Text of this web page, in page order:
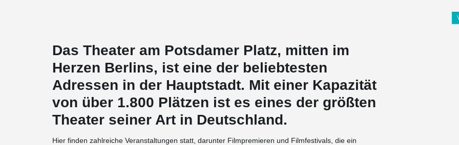
Das Theater am Potsdamer Platz, mitten im
Herzen Berlins, ist eine der beliebtesten
Adressen in der Hauptstadt. Mit einer Kapazität
von über 1.800 Plätzen ist es eines der größten
Theater seiner Art in Deutschland.
Hier finden zahlreiche Veranstaltungen statt, darunter Filmpremieren und Filmfestivals, die ein